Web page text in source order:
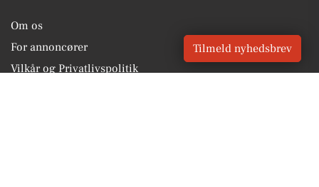
Om os
For annoncører
Vilkår og Privatlivspolitik
Tilmeld nyhedsbrev